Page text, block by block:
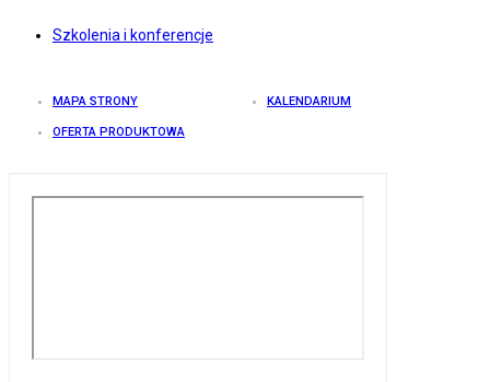
Szkolenia i konferencje
MAPA STRONY KALENDARIUM
OFERTA PRODUKTOWA